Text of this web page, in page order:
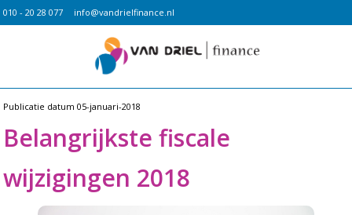
010 - 20 28 077 info@vandrielfinance.nl
Publicatie datum 05-januari-2018
Belangrijkste fiscale
wijzigingen 2018